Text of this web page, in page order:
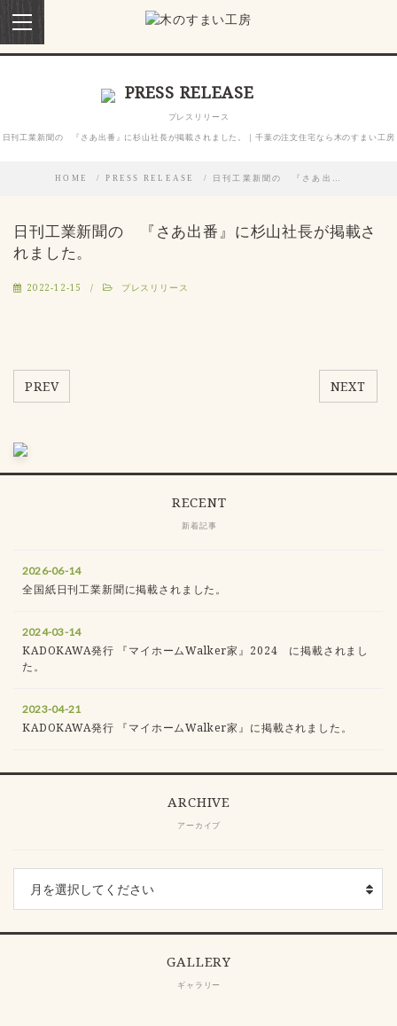
toggle
navigation
PRESS RELEASE
プレスリリース
日刊工業新聞の 『さあ出番』に杉山社長が掲載されました。｜千葉の注文住宅なら木のすまい工房
HOME PRESS RELEASE 日刊工業新聞の 『さあ出…
日刊工業新聞の 『さあ出番』に杉山社長が掲載さ
れました。
2022-12-15 プレスリリース
PREV NEXT
RECENT
新着記事
2026-06-14
全国紙日刊工業新聞に掲載されました。
2024-03-14
KADOKAWA発行 『マイホームWalker家』2024 に掲載されまし
た。
2023-04-21
KADOKAWA発行 『マイホームWalker家』に掲載されました。
ARCHIVE
アーカイブ
GALLERY
ギャラリー